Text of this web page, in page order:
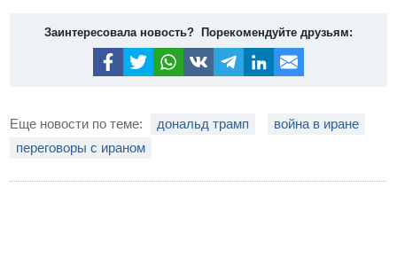
Заинтересовала новость? Порекомендуйте друзьям:
Еще новости по теме: дональд трамп
война в иране
переговоры с ираном